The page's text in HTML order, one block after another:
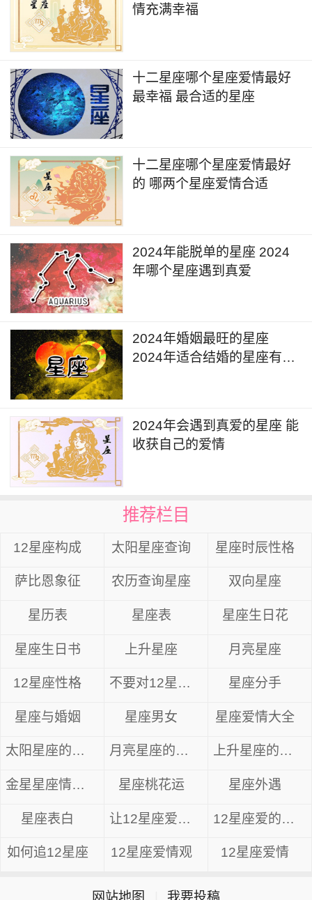
情充满幸福
十二星座哪个星座爱情最好
最幸福 最合适的星座
十二星座哪个星座爱情最好
的 哪两个星座爱情合适
2024年能脱单的星座 2024
年哪个星座遇到真爱
2024年婚姻最旺的星座
2024年适合结婚的星座有哪
2024年会遇到真爱的星座 能
收获自己的爱情
推荐栏目
12星座构成 太阳星座查询 星座时辰性格
萨比恩象征 农历查询星座 双向星座
星历表 星座表 星座生日花
星座生日书 上升星座 月亮星座
12星座性格 不要对12星座先动感情 星座分手
星座与婚姻 星座男女 星座爱情大全
太阳星座的爱情 月亮星座的爱情 上升星座的爱情
金星星座情感分析 星座桃花运 星座外遇
星座表白 让12星座爱上你 12星座爱的异性
如何追12星座 12星座爱情观 12星座爱情
网站地图 我要投稿